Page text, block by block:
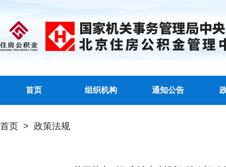
首页 组织机构 通知公告
首页 > 政策法规